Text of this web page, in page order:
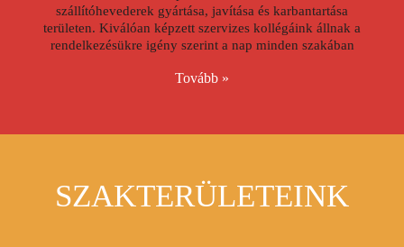
szállítóhevederek gyártása, javítása és karbantartása
területen. Kiválóan képzett szervizes kollégáink állnak a
rendelkezésükre igény szerint a nap minden szakában
Tovább »
SZAKTERÜLETEINK